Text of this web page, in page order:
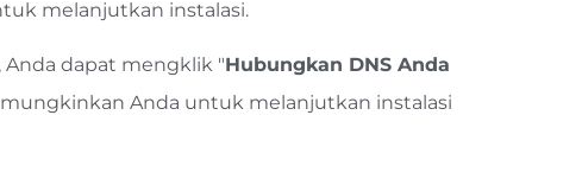
melanjutkan instalasi.
dapat mengklik "Hubungkan DNS Anda
Anda untuk melanjutkan instalasi